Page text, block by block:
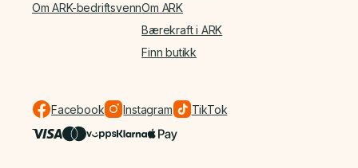
Om ARK-bedriftsvennOm ARK
Bærekraft i ARK
Finn butikk
Facebook Instagram TikTok